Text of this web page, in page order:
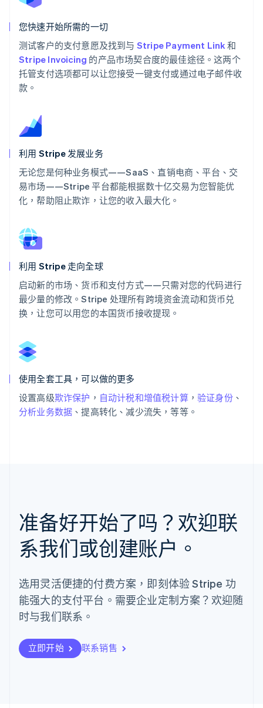
您快速开始所需的一切
测试客户的支付意愿及找到与 Stripe Payment Link 和
Stripe Invoicing 的产品市场契合度的最佳途径。这两个
托管支付选项都可以让您接受一键支付或通过电子邮件收
款。
利用 Stripe 发展业务
无论您是何种业务模式——SaaS、直销电商、平台、交
易市场——Stripe 平台都能根据数十亿交易为您智能优
化，帮助阻止欺诈，让您的收入最大化。
利用 Stripe 走向全球
启动新的市场、货币和支付方式——只需对您的代码进行
最少量的修改。Stripe 处理所有跨境资金流动和货币兑
换，让您可以用您的本国货币接收提现。
使用全套工具，可以做的更多
设置高级欺诈保护 ， 自动计税和增值税计算，验证身份、
分析业务数据 、提高转化、减少流失，等等。
准备好开始了吗？欢迎联
系我们或创建账户。
选用灵活便捷的付费方案，即刻体验 Stripe 功
能强大的支付平台。需要企业定制方案？欢迎随
时与我们联系。
立即开始 联系销售